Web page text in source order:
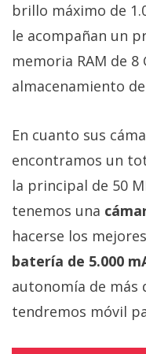
brillo máximo de
le acompañan un
memoria RAM de
almacenamiento de
En cuanto sus
encontramos un
la principal de 50
tenemos una
hacerse los
batería de 5.000
autonomía de más
tendremos móvil